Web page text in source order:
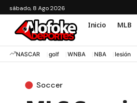
sábado, 8 Ago 2026
Inicio MLB
NASCAR golf WNBA NBA lesión
Soccer